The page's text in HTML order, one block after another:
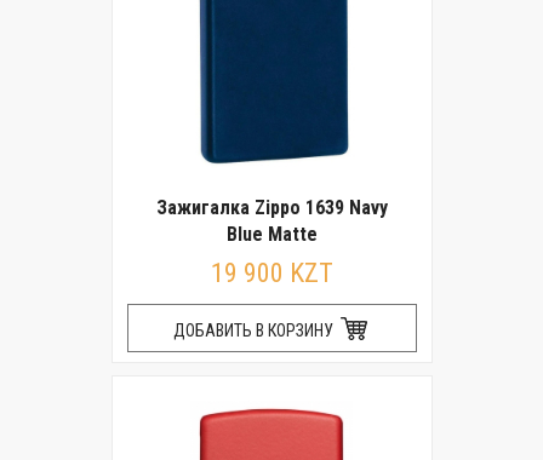
Зажигалка Zippo 1639 Navy
Blue Matte
19 900 KZT
ДОБАВИТЬ В КОРЗИНУ